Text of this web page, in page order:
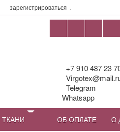
зарегистрироваться .
+7 910 487 23
Telegram
Whatsapp
ТКАНИ ОБ ОПЛАТЕ О